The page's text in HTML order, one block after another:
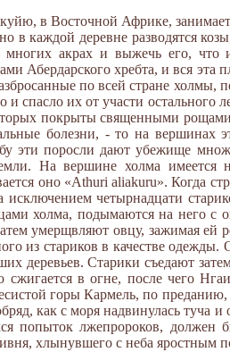
в Восточной Африке,
в каждой деревне разводятся
акрах и выжечь его, что
Абердарского хребта, и вся
по всей стране холмы,
и спасло их от участи
покрыты священными
болезни, - то на вершинах
эти поросли дают убежище
На вершине холма
оно «Athuri aliakuru». Когда
исключением четырнадцати
холма, подымаются на него с
умерщвляют овцу, зажимая ей
из стариков в качестве
деревьев. Старики съедают
сжигается в огне, после чего
горы Кармель, по
как с моря надвинулась туча
попыток лжепророков,
хлынувшего с неба яростным